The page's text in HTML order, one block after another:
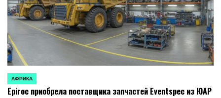
ОПУБЛИКОВАНО
В
АФРИКА
Epiroc приобрела поставщика запчастей Eventspec из ЮАР